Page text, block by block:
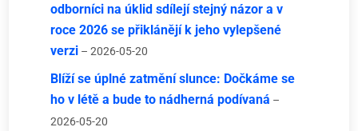
odborníci na úklid sdílejí stejný názor a v
roce 2026 se přiklánějí k jeho vylepšené
verzi – 2026-05-20
Blíží se úplné zatmění slunce: Dočkáme se
ho v létě a bude to nádherná podívaná –
2026-05-20